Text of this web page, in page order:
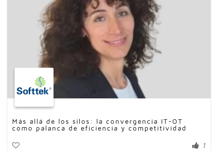
Más allá de los silos: la convergencia IT-OT
como palanca de eficiencia y competitividad
1